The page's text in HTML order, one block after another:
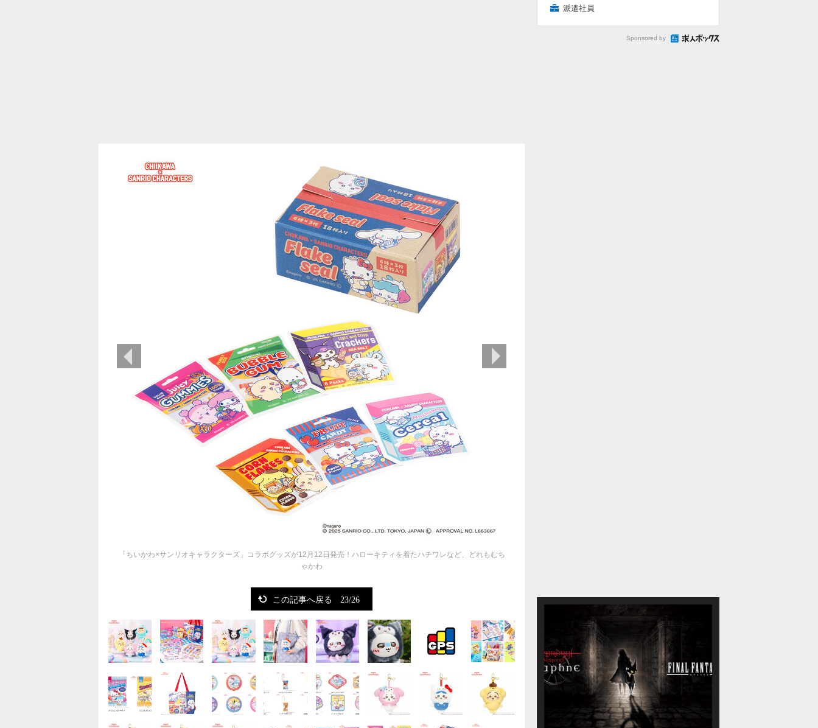
「ちいかわ×サンリオキャラクターズ」コラボグッズが12月12日発売！ハローキティを着たハチワレなど、どれもむち
ゃかわ
この記事へ戻る 23/26
派遣社員
Sponsored by